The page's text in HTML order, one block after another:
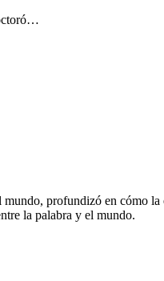
profundizó en cómo
la palabra y el mundo.